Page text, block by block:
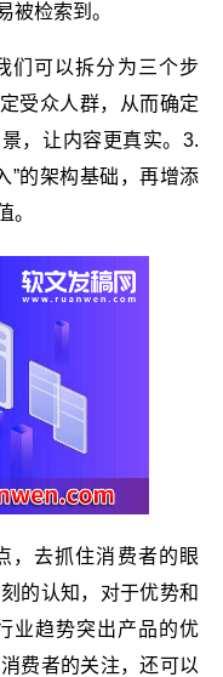
被检索到。
们可以拆分为三个步
受众人群，从而确定
，让内容更真实。3.
”的架构基础，再增添
。
，去抓住消费者的眼
的认知，对于优势和
业趋势突出产品的优
费者的关注，还可以